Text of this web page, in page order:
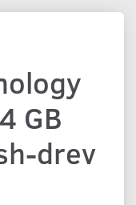
GB
drev